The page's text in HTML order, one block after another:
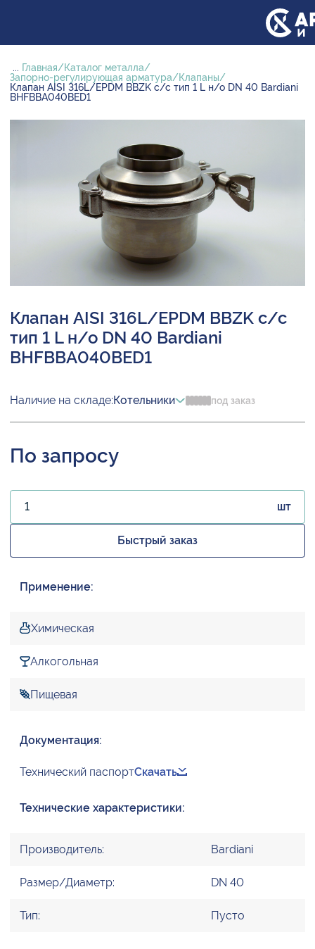
... Главная
Каталог металла
Запорно-регулирующая арматура
Клапаны
Клапан AISI 316L/EPDM BBZK с/с тип 1 L н/о DN 40 Bardiani
BHFBBA040BED1
Клапан AISI 316L/EPDM BBZK с/с
тип 1 L н/о DN 40 Bardiani
BHFBBA040BED1
Наличие на складе:Котельники под заказ
По запросу
шт
Быстрый заказ
Применение:
Химическая
Алкогольная
Пищевая
Документация:
Технический паспортСкачать
Технические характеристики:
Производитель: Bardiani
Размер/Диаметр: DN 40
Тип: Пусто